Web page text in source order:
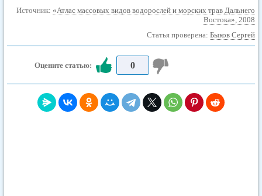
Источник: «Атлас массовых видов водорослей и морских трав Дальнего
Востока», 2008
Статья проверена: Быков Сергей
Оцените статью: 0